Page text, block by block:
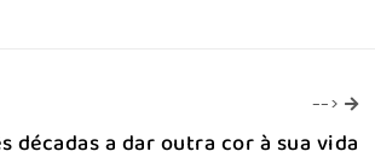
--> -->
décadas a dar outra cor à sua vida